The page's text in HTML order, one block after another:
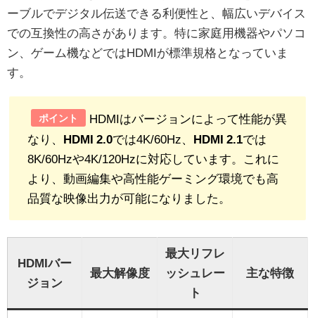
ーブルでデジタル伝送できる利便性と、幅広いデバイス
での互換性の高さがあります。特に家庭用機器やパソコ
ン、ゲーム機などではHDMIが標準規格となっていま
す。
ポイント
HDMIはバージョンによって性能が異
なり、 HDMI 2.0では4K/60Hz、 HDMI 2.1では
8K/60Hzや4K/120Hzに対応しています。これに
より、動画編集や高性能ゲーミング環境でも高
品質な映像出力が可能になりました。
HDMIバー
ジョン
最大解像度
最大リフレ
ッシュレー
ト
主な特徴